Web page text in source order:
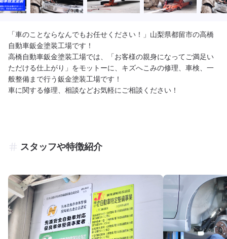
「車のことならなんでもお任せください！」山梨県都留市の高橋
自動車鈑金塗装工場です！
高橋自動車鈑金塗装工場では、「お客様の親身になってご満足い
ただける仕上がり」をモットーに、キズへこみの修理、車検、一
般整備まで行う鈑金塗装工場です！
車に関する修理、相談などお気軽にご相談ください！
スタッフや特徴紹介